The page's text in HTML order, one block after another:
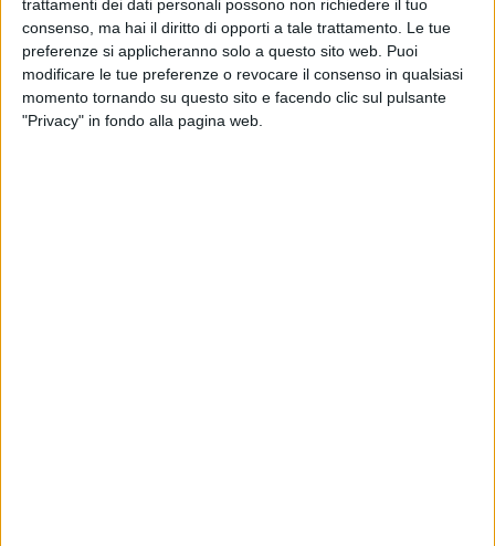
trattamenti dei dati personali possono non richiedere il tuo
consenso, ma hai il diritto di opporti a tale trattamento. Le tue
preferenze si applicheranno solo a questo sito web. Puoi
modificare le tue preferenze o revocare il consenso in qualsiasi
momento tornando su questo sito e facendo clic sul pulsante
"Privacy" in fondo alla pagina web.
dominare il primo tempo chiuso sul parziale 1-2 con le reti di
Pantaleo e Zaccagnino.
La ripresa si apre con il palo clamoroso di Lorusso che,
tuttavia, diventa l'ultimo acuto delle molfettesi che poi
soccombono alle avversarie le quali ribaltano il risultato.